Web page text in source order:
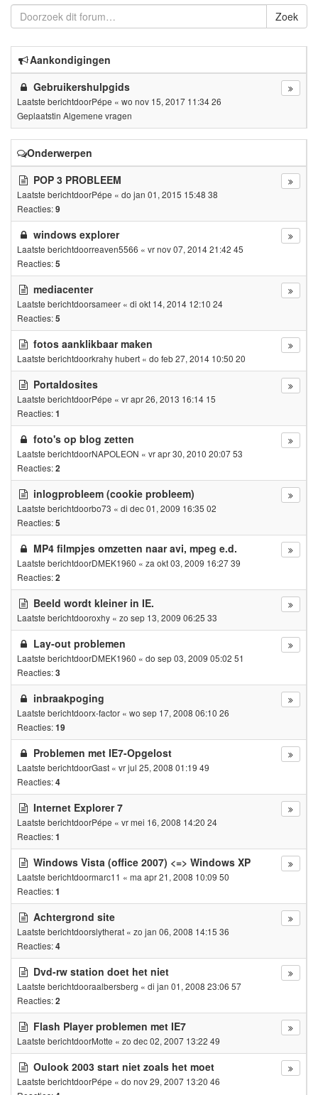
Zoek
Aankondigingen
Gebruikershulpgids
Laatste berichtdoorPépe « wo nov 15, 2017 11:34 26
Geplaatstin Algemene vragen
Onderwerpen
POP 3 PROBLEEM
Laatste berichtdoorPépe « do jan 01, 2015 15:48 38
Reacties:9
windows explorer
Laatste berichtdoorreaven5566 « vr nov 07, 2014 21:42 45
Reacties:5
mediacenter
Laatste berichtdoorsameer « di okt 14, 2014 12:10 24
Reacties:5
fotos aanklikbaar maken
Laatste berichtdoorkrahy hubert « do feb 27, 2014 10:50 20
Portaldosites
Laatste berichtdoorPépe « vr apr 26, 2013 16:14 15
Reacties:1
foto's op blog zetten
Laatste berichtdoorNAPOLEON « vr apr 30, 2010 20:07 53
Reacties:2
inlogprobleem (cookie probleem)
Laatste berichtdoorbo73 « di dec 01, 2009 16:35 02
Reacties:5
MP4 filmpjes omzetten naar avi, mpeg e.d.
Laatste berichtdoorDMEK1960 « za okt 03, 2009 16:27 39
Reacties:2
Beeld wordt kleiner in IE.
Laatste berichtdooroxhy « zo sep 13, 2009 06:25 33
Lay-out problemen
Laatste berichtdoorDMEK1960 « do sep 03, 2009 05:02 51
Reacties:3
inbraakpoging
Laatste berichtdoorx-factor « wo sep 17, 2008 06:10 26
Reacties:19
Problemen met IE7-Opgelost
Laatste berichtdoorGast « vr jul 25, 2008 01:19 49
Reacties:4
Internet Explorer 7
Laatste berichtdoorPépe « vr mei 16, 2008 14:20 24
Reacties:1
Windows Vista (office 2007) <=> Windows XP
Laatste berichtdoormarc11 « ma apr 21, 2008 10:09 50
Reacties:1
Achtergrond site
Laatste berichtdoorslytherat « zo jan 06, 2008 14:15 36
Reacties:4
Dvd-rw station doet het niet
Laatste berichtdooraalbersberg « di jan 01, 2008 23:06 57
Reacties:2
Flash Player problemen met IE7
Laatste berichtdoorMotte « zo dec 02, 2007 13:22 49
Oulook 2003 start niet zoals het moet
Laatste berichtdoorPépe « do nov 29, 2007 13:20 46